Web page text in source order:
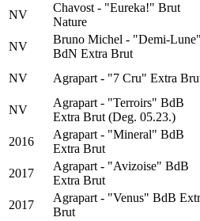
NV
Chavost - "Eureka!" Brut
Nature
NV
Bruno Michel - "Demi-Lune"
BdN Extra Brut
NV
Agrapart - "7 Cru" Extra
NV
Agrapart - "Terroirs" BdB
Extra Brut (Deg. 05.23.)
2016
Agrapart - "Mineral" BdB
Extra Brut
2017
Agrapart - "Avizoise" BdB
Extra Brut
2017
Agrapart - "Venus" BdB
Brut